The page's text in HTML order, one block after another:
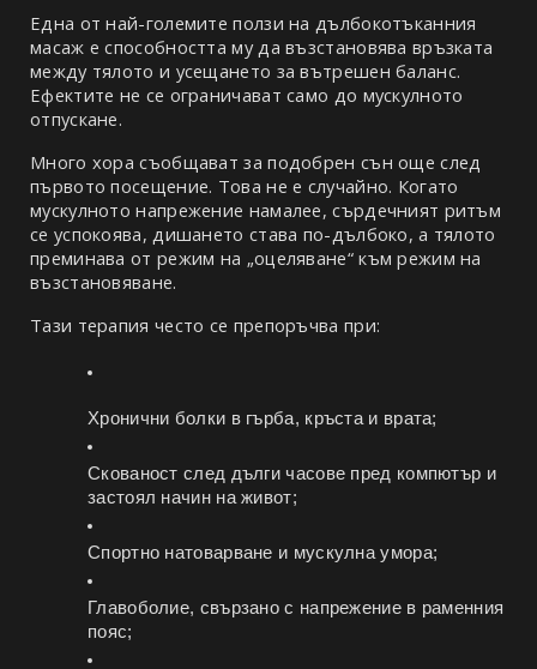
Една от най-големите ползи на дълбокотъканния
масаж е способността му да възстановява връзката
между тялото и усещането за вътрешен баланс.
Ефектите не се ограничават само до мускулното
отпускане.
Много хора съобщават за подобрен сън още след
първото посещение. Това не е случайно. Когато
мускулното напрежение намалее, сърдечният ритъм
се успокоява, дишането става по-дълбоко, а тялото
преминава от режим на „оцеляване“ към режим на
възстановяване.
Тази терапия често се препоръчва при:
Хронични болки в гърба, кръста и врата;
Скованост след дълги часове пред компютър и
застоял начин на живот;
Спортно натоварване и мускулна умора;
Главоболие, свързано с напрежение в раменния
пояс;